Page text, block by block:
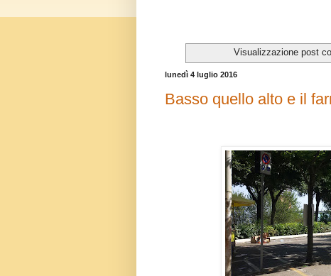
Visualizzazione post
lunedì 4 luglio 2016
Basso quello alto e il